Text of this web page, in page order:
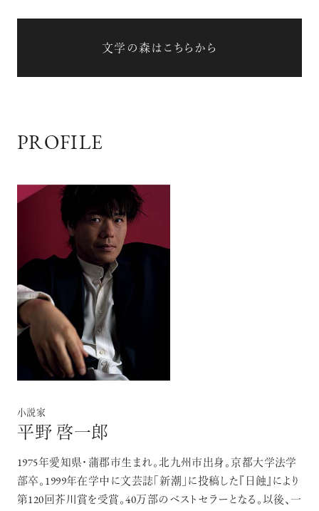
【フィリップス オークション】映画界
の巨匠のアイデアから生まれた時計
が17億円で落札！！
禁断の不倫が夫婦の純愛をあぶり
文学の森はこちらから
PROFILE
小説家
平野 啓一郎
1975年愛知県・蒲郡市生まれ。北九州市出身。京都大学法学
部卒。1999年在学中に文芸誌「新潮」に投稿した『日蝕』により
第120回芥川賞を受賞。40万部のベストセラーとなる。以後、一